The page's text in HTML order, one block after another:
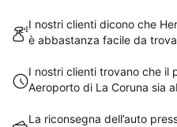
I nostri clienti dicono che
è abbastanza facile da
I nostri clienti trovano che il
Aeroporto di La Coruna sia
La riconsegna dell’auto